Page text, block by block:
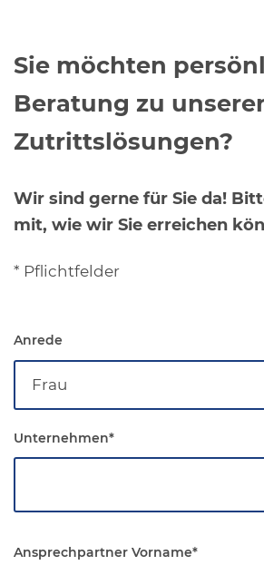
Sie möchten
Beratung zu
Zutrittslösungen?
Wir sind gerne für Sie da!
mit, wie wir Sie erreichen
* Pflichtfelder
Anrede
Unternehmen*
Ansprechpartner Vorname*